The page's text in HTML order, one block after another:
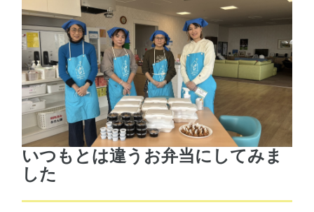
いつもとは違うお弁当にしてみま
した